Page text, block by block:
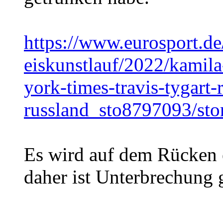
https://
eiskunstlauf/2022/
york-times-travis-tygart-
russland_sto8797093/
Es wird auf dem
daher ist